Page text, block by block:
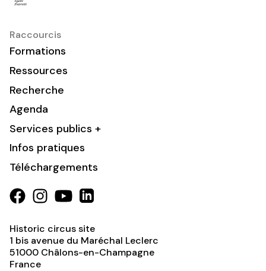
Raccourcis
Formations
Ressources
Recherche
Agenda
Services publics +
Infos pratiques
Téléchargements
Historic circus site
1 bis avenue du Maréchal Leclerc
51000 Châlons-en-Champagne
France